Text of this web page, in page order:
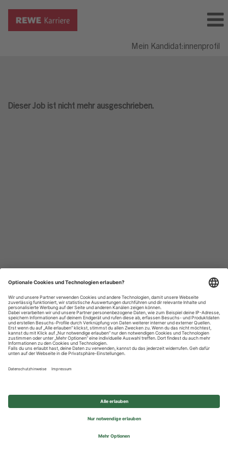
Mein Kandidat:innenprofil
Dieser Job ist nicht mehr ausgeschrieben.
Datenschutzhinweise
Impressum
Privatsphäre-Einstellungen
© 2026 REWE Group - All rights reserved